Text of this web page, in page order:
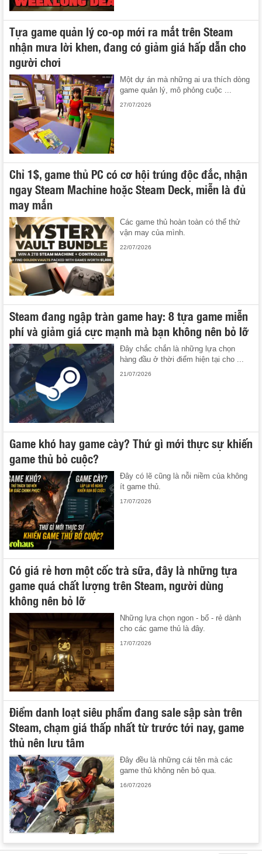
Tựa game quản lý co-op mới ra mắt trên Steam
nhận mưa lời khen, đang có giảm giá hấp dẫn cho
người chơi
Một dự án mà những ai ưa thích dòng
game quản lý, mô phỏng cuộc ...
27/07/2026
Chỉ 1$, game thủ PC có cơ hội trúng độc đắc, nhận
ngay Steam Machine hoặc Steam Deck, miễn là đủ
may mắn
Các game thủ hoàn toàn có thể thử
vận may của mình.
22/07/2026
Steam đang ngập tràn game hay: 8 tựa game miễn
phí và giảm giá cực mạnh mà bạn không nên bỏ lỡ
Đây chắc chắn là những lựa chọn
hàng đầu ở thời điểm hiện tại cho ...
21/07/2026
Game khó hay game cày? Thứ gì mới thực sự khiến
game thủ bỏ cuộc?
Đây có lẽ cũng là nỗi niềm của không
ít game thủ.
17/07/2026
Có giá rẻ hơn một cốc trà sữa, đây là những tựa
game quá chất lượng trên Steam, người dùng
không nên bỏ lỡ
Những lựa chọn ngon - bổ - rẻ dành
cho các game thủ là đây.
17/07/2026
Điểm danh loạt siêu phẩm đang sale sập sàn trên
Steam, chạm giá thấp nhất từ trước tới nay, game
thủ nên lưu tâm
Đây đều là những cái tên mà các
game thủ không nên bỏ qua.
16/07/2026